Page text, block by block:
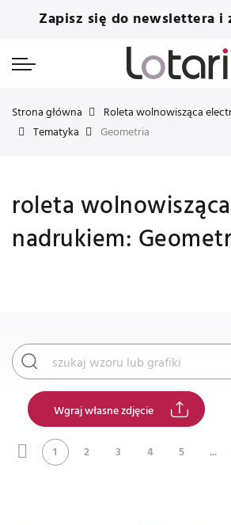
Zapisz się do newslettera i
Strona główna
Roleta wolnowisząca
Tematyka
Geometria
roleta
nadrukiem:
Wgraj własne zdjęcie
1 2 3 4 5 ...